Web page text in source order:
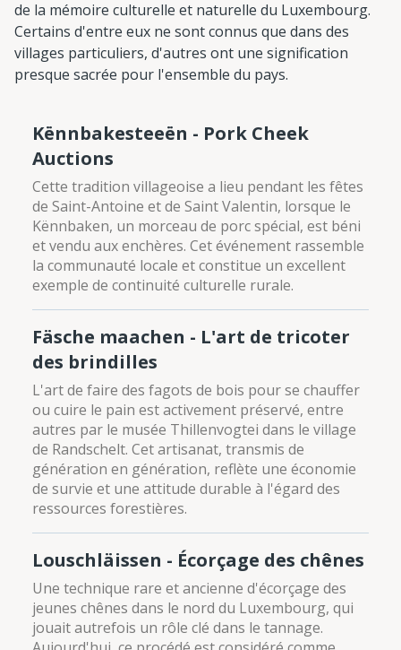
de la mémoire culturelle et naturelle du Luxembourg.
Certains d'entre eux ne sont connus que dans des
villages particuliers, d'autres ont une signification
presque sacrée pour l'ensemble du pays.
Kënnbakesteeën - Pork Cheek
Auctions
Cette tradition villageoise a lieu pendant les fêtes
de Saint-Antoine et de Saint Valentin, lorsque le
Kënnbaken, un morceau de porc spécial, est béni
et vendu aux enchères. Cet événement rassemble
la communauté locale et constitue un excellent
exemple de continuité culturelle rurale.
Fäsche maachen - L'art de tricoter
des brindilles
L'art de faire des fagots de bois pour se chauffer
ou cuire le pain est activement préservé, entre
autres par le musée Thillenvogtei dans le village
de Randschelt. Cet artisanat, transmis de
génération en génération, reflète une économie
de survie et une attitude durable à l'égard des
ressources forestières.
Louschläissen - Écorçage des chênes
Une technique rare et ancienne d'écorçage des
jeunes chênes dans le nord du Luxembourg, qui
jouait autrefois un rôle clé dans le tannage.